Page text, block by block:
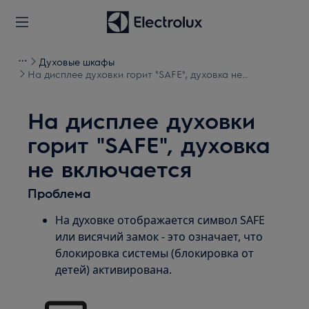
Духовые шкафы
На дисплее духовки горит "SAFE", духовка не
На дисплее духовки
горит "SAFE", духовка
не включается
Проблема
На духовке отображается символ SAFE
или висячий замок - это означает, что
блокировка системы (блокировка от
детей) активирована.